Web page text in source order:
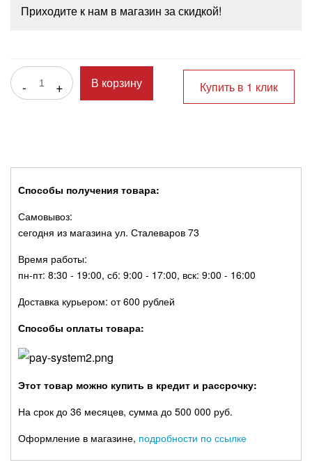
Приходите к нам в магазин за скидкой!
- + В корзину Купить в 1 клик
Способы получения товара:
Самовывоз:
сегодня из магазина ул. Сталеваров 73
Время работы:
пн-пт: 8:30 - 19:00, сб: 9:00 - 17:00, вск: 9:00 - 16:00
Доставка курьером: от 600 рублей
Способы оплаты товара:
Этот товар можно купить в кредит и рассрочку:
На срок до 36 месяцев, сумма до 500 000 руб.
Оформление в магазине, подробности по ссылке